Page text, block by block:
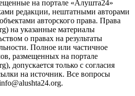
на портале «Алушта24»
редакции, нештатными авторами
авторского права. Права
на указанные материалы
о правах на результаты
Полное или частичное
размещенных на портале
допускается только с согласия
на источник. Все вопросы